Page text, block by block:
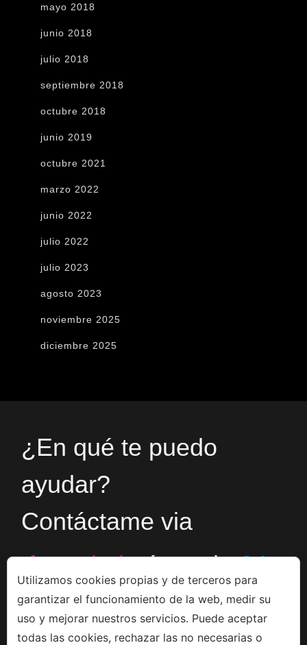
mayo 2018
junio 2018
julio 2018
septiembre 2018
octubre 2018
junio 2019
octubre 2021
marzo 2022
junio 2022
julio 2022
julio 2023
agosto 2023
noviembre 2025
diciembre 2025
¿En qué te puedo
ayudar?
Contáctame via
formularioó en el+34
666533308
Utilizamos cookies propias y de terceros para
garantizar el funcionamiento de la web, medir su
uso y mejorar nuestros servicios. Puede aceptar
todas las cookies, rechazar las no necesarias o